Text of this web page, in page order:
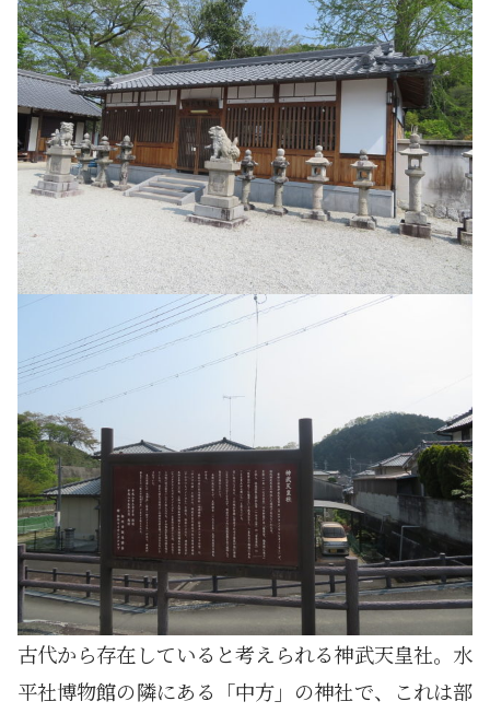
古代から存在していると考えられる神武天皇社。水
平社博物館の隣にある「中方」の神社で、これは部